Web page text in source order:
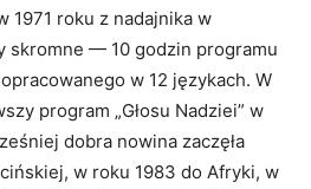
1971 roku z nadajnika w
skromne — 10 godzin programu
w 12 językach. W
program „Głosu Nadziei” w
dobra nowina zaczęła
w roku 1983 do Afryki, w